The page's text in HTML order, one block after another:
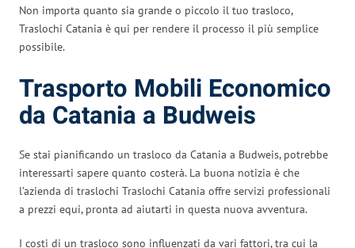
Non importa quanto sia grande o piccolo il tuo trasloco,
Traslochi Catania è qui per rendere il processo il più semplice
possibile.
Trasporto Mobili Economico
da Catania a Budweis
Se stai pianificando un trasloco da Catania a Budweis, potrebbe
interessarti sapere quanto costerà. La buona notizia è che
l’azienda di traslochi Traslochi Catania offre servizi professionali
a prezzi equi, pronta ad aiutarti in questa nuova avventura.
I costi di un trasloco sono influenzati da vari fattori, tra cui la